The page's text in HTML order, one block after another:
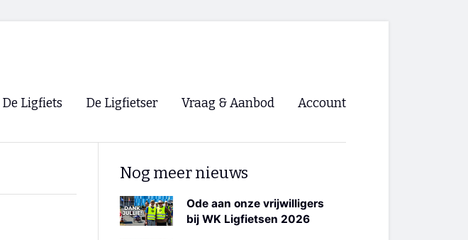
De Ligfiets De Ligfietser
Ligfietsvereninging NVHPV
Lokale Fietsverenigingen
Vraag & Aanbod Account
Nog meer nieuws
Ode aan onze vrijwilligers
bij WK Ligfietsen 2026